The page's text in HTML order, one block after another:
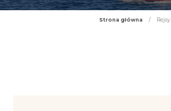
Strona główna /
Rejsy